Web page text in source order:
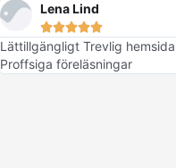
Lena Lind

Lättillgängligt Trevlig hemsida
Proffsiga föreläsningar